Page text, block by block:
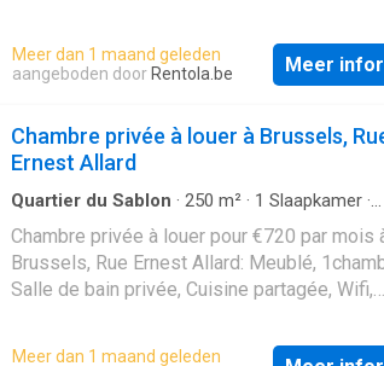
Meer dan 1 maand geleden
aangeboden door Rentola.be Meer
Chambre privée à louer à Brussels,
Ernest Allard
Quartier du Sablon · 250 m² · 1 Slaapkamer ·
Chambre privée à louer pour €720 par mois
Brussels, Rue Ernest Allard: Meublé,
Salle de bain privée, Cuisine partagée, Wifi,
Meer dan 1 maand geleden